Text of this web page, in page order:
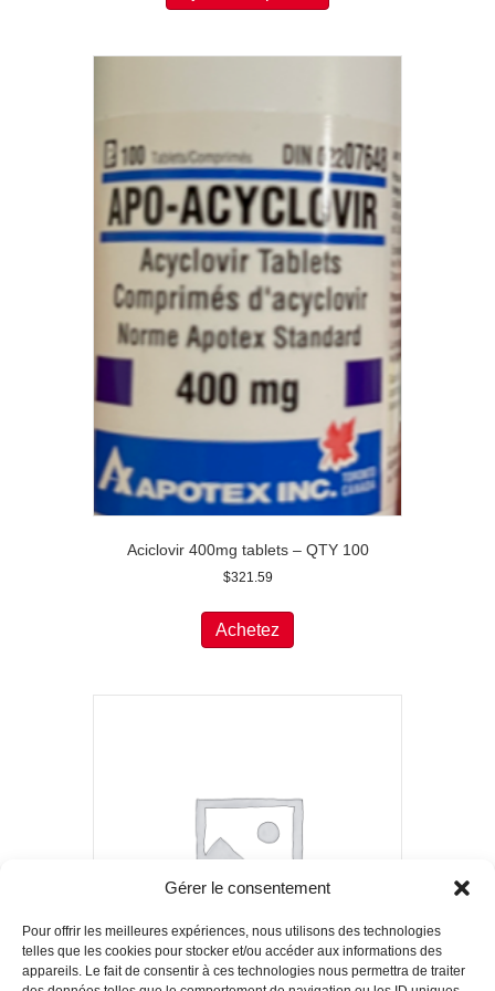
Gérer le consentement
Pour offrir les meilleures expériences, nous utilisons des technologies
telles que les cookies pour stocker et/ou accéder aux informations des
appareils. Le fait de consentir à ces technologies nous permettra de traiter
Aciclovir 400mg tablets – QTY 100
$321.59
Achetez